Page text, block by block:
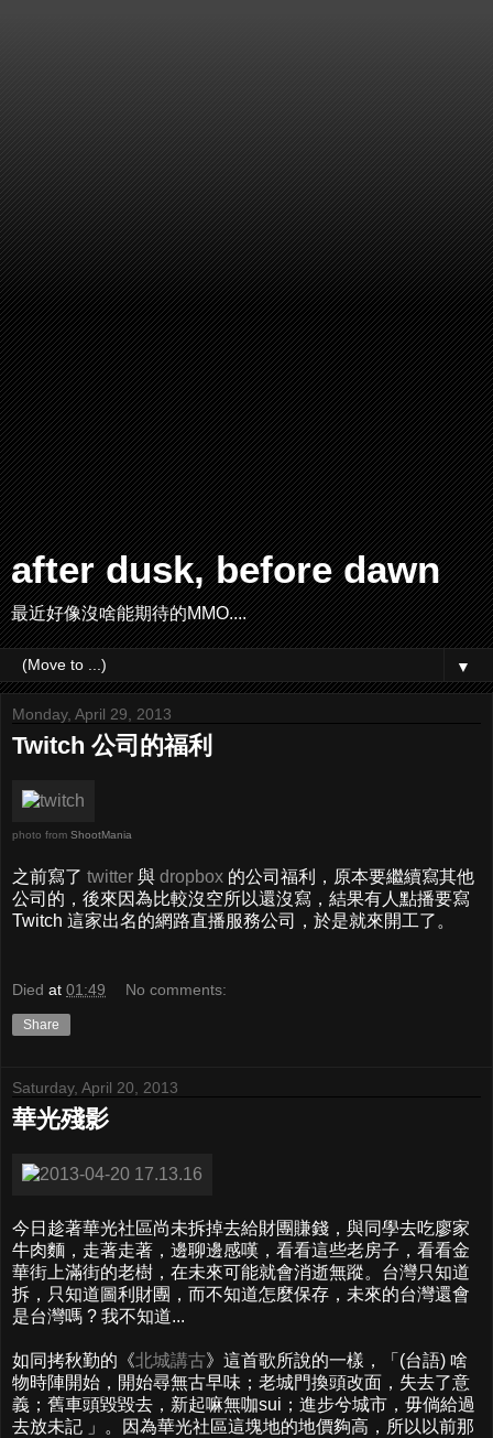
after dusk, before dawn
最近好像沒啥能期待的MMO....
▼
Monday, April 29, 2013
Twitch 公司的福利
photo from ShootMania
之前寫了 twitter 與 dropbox 的公司福利，原本要繼續寫其他
公司的，後來因為比較沒空所以還沒寫，結果有人點播要寫
Twitch 這家出名的網路直播服務公司，於是就來開工了。
Died at 01:49 No comments:
Share
Saturday, April 20, 2013
華光殘影
今日趁著華光社區尚未拆掉去給財團賺錢，與同學去吃廖家
牛肉麵，走著走著，邊聊邊感嘆，看看這些老房子，看看金
華街上滿街的老樹，在未來可能就會消逝無蹤。台灣只知道
拆，只知道圖利財團，而不知道怎麼保存，未來的台灣還會
是台灣嗎 ? 我不知道...
如同拷秋勤的《北城講古》這首歌所說的一樣，「(台語) 啥
物時陣開始，開始尋無古早味；老城門換頭改面，失去了意
義；舊車頭毀毀去，新起嘛無咖sui；進步兮城市，毋倘給過
去放未記 」。因為華光社區這塊地的地價夠高，所以以前那